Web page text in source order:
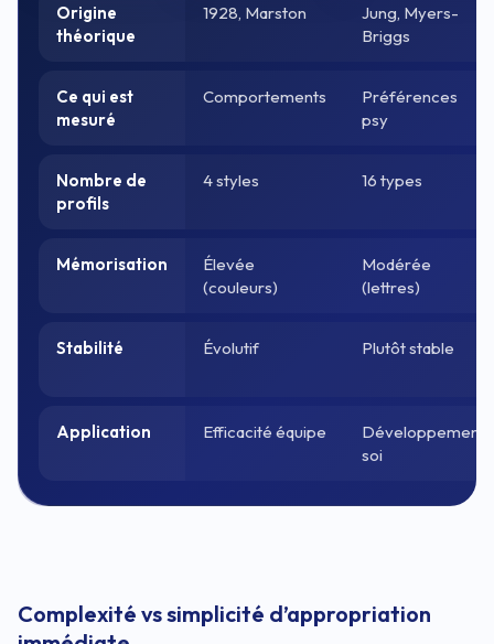
Origine
théorique
1928, Marston
Jung, Myers-
Briggs
Ce qui est
mesuré
Comportements
Préférences
psy
Nombre de
profils
4 styles 16 types
Mémorisation
Élevée
(couleurs)
Modérée
(lettres)
Stabilité Évolutif Plutôt stable
Application Efficacité équipe
Développement
soi
Complexité vs simplicité d’appropriation